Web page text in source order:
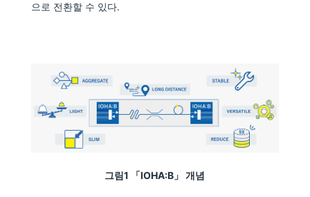
으로 전환할 수 있다.
그림1 「IOHA:B」 개념